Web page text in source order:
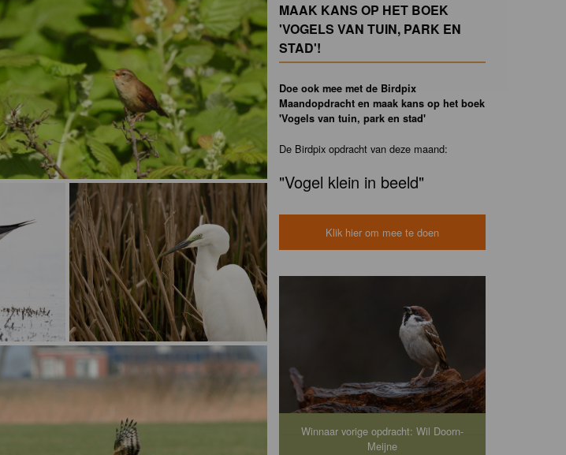
MAAK KANS OP HET BOEK
'VOGELS VAN TUIN, PARK EN
STAD'!
Doe ook mee met de Birdpix
Maandopdracht en maak kans op het boek
'Vogels van tuin, park en stad'
De Birdpix opdracht van deze maand:
"Vogel klein in beeld"
Klik hier om mee te doen
Winnaar vorige opdracht: Wil Doorn-
Meijne